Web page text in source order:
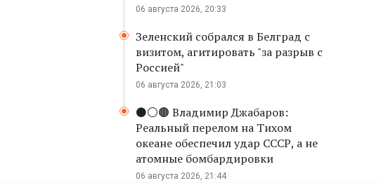
06 августа 2026, 20:33
Зеленский собрался в Белград с
визитом, агитировать "за разрыв с
Россией"
06 августа 2026, 21:03
⚫️⚪️🟤 Владимир Джабаров:
Реальный перелом на Тихом
океане обеспечил удар СССР, а не
атомные бомбардировки
06 августа 2026, 21:44